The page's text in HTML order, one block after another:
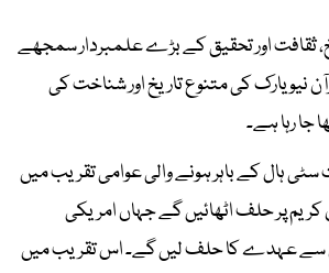
ثقافت اور تحقیق کے بڑے علمبردار سمجھے
نیو یارک کی متنوع تاریخ اور شناخت کی
جا رہا ہے۔
ہال کے باہر ہونے والی عوامی تقریب میں
کریم پر حلف اٹھائیں گے جہاں امریکی
ان سے عہدے کا حلف لیں گے۔ اس تقریب میں